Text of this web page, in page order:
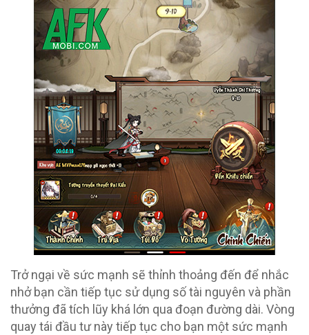
Trở ngại về sức mạnh sẽ thỉnh thoảng đến để nhắc
nhở bạn cần tiếp tục sử dụng số tài nguyên và phần
thưởng đã tích lũy khá lớn qua đoạn đường dài. Vòng
quay tái đầu tư này tiếp tục cho bạn một sức mạnh